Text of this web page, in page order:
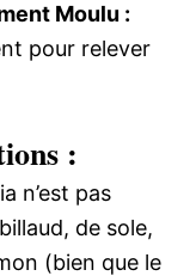
Moulu :
pour relever
:
n’est pas
de sole,
(bien que le